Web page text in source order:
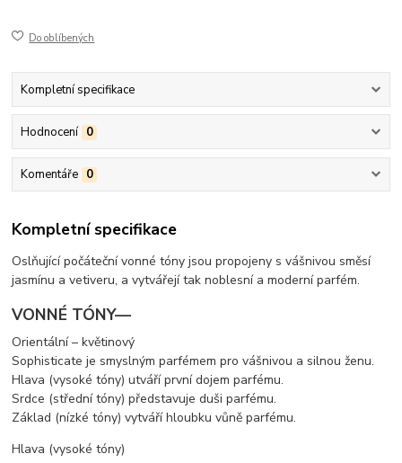
Do oblíbených
Kompletní specifikace
Hodnocení 0
Komentáře 0
Kompletní specifikace
Oslňující počáteční vonné tóny jsou propojeny s vášnivou směsí
jasmínu a vetiveru, a vytvářejí tak noblesní a moderní parfém.
VONNÉ TÓNY—
Orientální – květinový
Sophisticate je smyslným parfémem pro vášnivou a silnou ženu.
Hlava (vysoké tóny) utváří první dojem parfému.
Srdce (střední tóny) představuje duši parfému.
Základ (nízké tóny) vytváří hloubku vůně parfému.
Hlava (vysoké tóny)